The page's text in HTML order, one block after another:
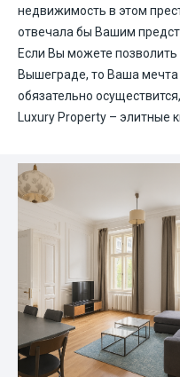
недвижимость в этом
отвечала бы Вашим
Если Вы можете позволить
Вышеграде, то Ваша
обязательно
Luxury Property – элитные